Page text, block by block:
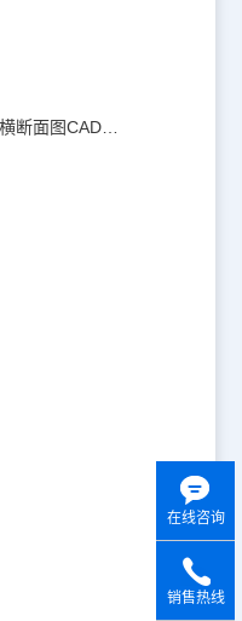
道路设计CAD图纸之道路标准横断面图CAD图纸
在线咨询
销售热线